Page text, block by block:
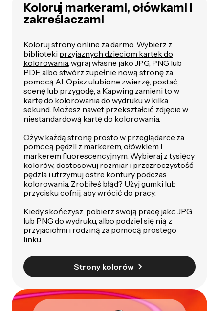
Koloruj markerami, ołówkami i
zakreślaczami
Koloruj strony online za darmo. Wybierz z
biblioteki przyjaznych dzieciom kartek do
kolorowania, wgraj własne jako JPG, PNG lub
PDF, albo stwórz zupełnie nową stronę za
pomocą AI. Opisz ulubione zwierzę, postać,
scenę lub przygodę, a Kapwing zamieni to w
kartę do kolorowania do wydruku w kilka
sekund. Możesz nawet przekształcić zdjęcie w
niestandardową kartę do kolorowania.
Ożyw każdą stronę prosto w przeglądarce za
pomocą pędzli z markerem, ołówkiem i
markerem fluorescencyjnym. Wybieraj z tysięcy
kolorów, dostosowuj rozmiar i przezroczystość
pędzla i utrzymuj ostre kontury podczas
kolorowania. Zrobiłeś błąd? Użyj gumki lub
przycisku cofnij, aby wrócić do pracy.
Kiedy skończysz, pobierz swoją pracę jako JPG
lub PNG do wydruku, albo podziel się nią z
przyjaciółmi i rodziną za pomocą prostego
linku.
Strony kolorów